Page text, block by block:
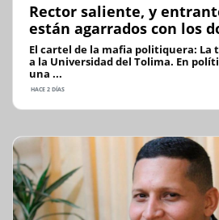
Rector saliente, y
están agarrados con los
El cartel de la mafia politiquera: La
a la Universidad del Tolima. En
una ...
HACE 2 DÍAS